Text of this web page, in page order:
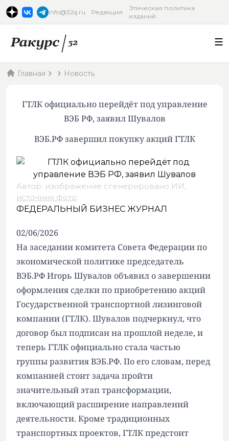
info@32q.ru Редакция
Этическая политика
изданий
Главная Новость
ГТЛК официально перейдёт под управление
ВЭБ РФ, заявил Шувалов
ВЭБ.РФ завершил покупку акций ГТЛК
Автор: изображение сгенерировано ИИ,
источник фото.
ФЕДЕРАЛЬНЫЙ БИЗНЕС ЖУРНАЛ
02/06/2026
На заседании комитета Совета Федерации по
экономической политике председатель
ВЭБ.РФ Игорь Шувалов объявил о завершении
оформления сделки по приобретению акций
Государственной транспортной лизинговой
компании (ГТЛК). Шувалов подчеркнул, что
договор был подписан на прошлой неделе, и
теперь ГТЛК официально стала частью
группы развития ВЭБ.РФ. По его словам, перед
компанией стоит задача пройти
значительный этап трансформации,
включающий расширение направлений
деятельности. Кроме традиционных
транспортных проектов, ГТЛК предстоит